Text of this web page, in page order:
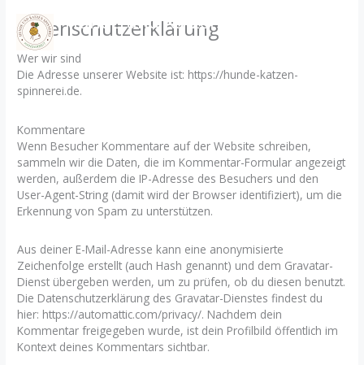
Inhalt
springen
Hunde und Katzen
Spinnerei
Datenschutzerklärung
Wer wir sind
Die Adresse unserer Website ist: https://hunde-katzen-
spinnerei.de.
Kommentare
Wenn Besucher Kommentare auf der Website schreiben,
sammeln wir die Daten, die im Kommentar-Formular angezeigt
werden, außerdem die IP-Adresse des Besuchers und den
User-Agent-String (damit wird der Browser identifiziert), um die
Erkennung von Spam zu unterstützen.
Aus deiner E-Mail-Adresse kann eine anonymisierte
Zeichenfolge erstellt (auch Hash genannt) und dem Gravatar-
Dienst übergeben werden, um zu prüfen, ob du diesen benutzt.
Die Datenschutzerklärung des Gravatar-Dienstes findest du
hier: https://automattic.com/privacy/. Nachdem dein
Kommentar freigegeben wurde, ist dein Profilbild öffentlich im
Kontext deines Kommentars sichtbar.